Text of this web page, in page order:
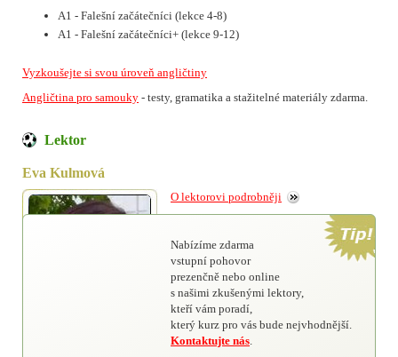
A1 - Falešní začátečníci (lekce 4-8)
A1 - Falešní začátečníci+ (lekce 9-12)
Vyzkoušejte si svou úroveň angličtiny
Angličtina pro samouky - testy, gramatika a stažitelné materiály zdarma.
Lektor
Eva Kulmová
O lektorovi podrobněji
Nabízíme zdarma
vstupní pohovor
prezenčně nebo online
s našimi zkušenými lektory,
kteří vám poradí,
který kurz pro vás bude nejvhodnější.
Kontaktujte nás.